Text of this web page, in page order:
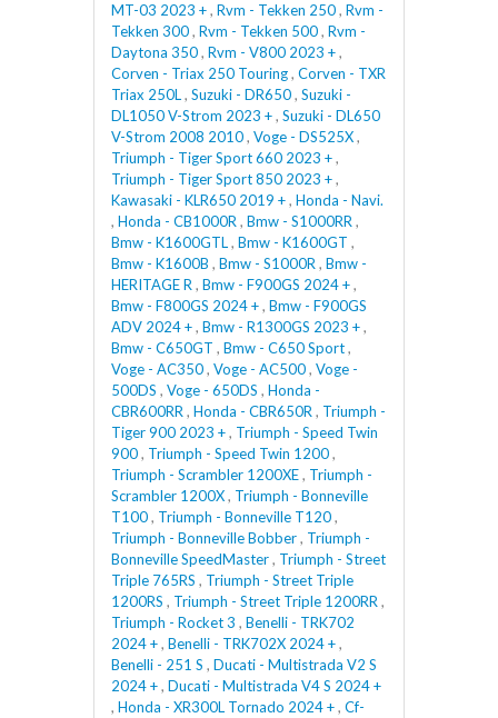
MT-03 2023 +, Rvm - Tekken 250, Rvm -
Tekken 300, Rvm - Tekken 500, Rvm -
Daytona 350, Rvm - V800 2023 +,
Corven - Triax 250 Touring, Corven - TXR
Triax 250L, Suzuki - DR650, Suzuki -
DL1050 V-Strom 2023 +, Suzuki - DL650
V-Strom 2008 2010, Voge - DS525X,
Triumph - Tiger Sport 660 2023 +,
Triumph - Tiger Sport 850 2023 +,
Kawasaki - KLR650 2019 +, Honda - Navi.
, Honda - CB1000R , Bmw - S1000RR ,
Bmw - K1600GTL, Bmw - K1600GT ,
Bmw - K1600B , Bmw - S1000R , Bmw -
HERITAGE R , Bmw - F900GS 2024 +,
Bmw - F800GS 2024 +, Bmw - F900GS
ADV 2024 +, Bmw - R1300GS 2023 +,
Bmw - C650GT , Bmw - C650 Sport,
Voge - AC350, Voge - AC500, Voge -
500DS , Voge - 650DS , Honda -
CBR600RR , Honda - CBR650R , Triumph -
Tiger 900 2023 +, Triumph - Speed Twin
900, Triumph - Speed Twin 1200,
Triumph - Scrambler 1200XE, Triumph -
Scrambler 1200X, Triumph - Bonneville
T100, Triumph - Bonneville T120,
Triumph - Bonneville Bobber, Triumph -
Bonneville SpeedMaster, Triumph - Street
Triple 765RS , Triumph - Street Triple
1200RS , Triumph - Street Triple 1200RR ,
Triumph - Rocket 3 , Benelli - TRK702
2024 +, Benelli - TRK702X 2024 +,
Benelli - 251 S , Ducati - Multistrada V2 S
2024 +, Ducati - Multistrada V4 S 2024 +
, Honda - XR300L Tornado 2024 +, Cf-